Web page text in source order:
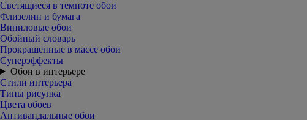
Светящиеся в темноте обои
Флизелин и бумага
Виниловые обои
Обойный словарь
Прокрашенные в массе обои
Суперэффекты
Обои в интерьере
Стили интерьера
Типы рисунка
Цвета обоев
Антивандальные обои